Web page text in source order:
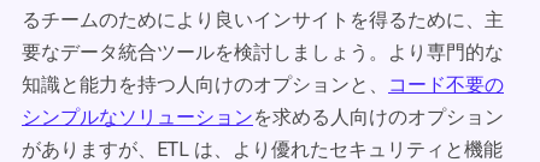
るチームのためにより良いインサイトを得るために、主
要なデータ統合ツールを検討しましょう。より専門的な
知識と能力を持つ人向けのオプションと、
コード不要の
シンプルなソリューションを求める人向けのオプション
がありますが、ETL は、より優れたセキュリティと機能